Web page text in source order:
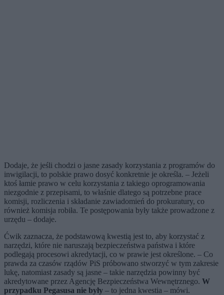
Dodaje, że jeśli chodzi o jasne zasady korzystania z programów do
inwigilacji, to polskie prawo dosyć konkretnie je określa. – Jeżeli
ktoś łamie prawo w celu korzystania z takiego oprogramowania
niezgodnie z przepisami, to właśnie dlatego są potrzebne prace
komisji, rozliczenia i składanie zawiadomień do prokuratury, co
również komisja robiła. Te postępowania były także prowadzone z
urzędu – dodaje.
Ćwik zaznacza, że podstawową kwestią jest to, aby korzystać z
narzędzi, które nie naruszają bezpieczeństwa państwa i które
podlegają procesowi akredytacji, co w prawie jest określone. – Co
prawda za czasów rządów PiS próbowano stworzyć w tym zakresie
lukę, natomiast zasady są jasne – takie narzędzia powinny być
akredytowane przez Agencję Bezpieczeństwa Wewnętrznego. W
przypadku Pegasusa nie były – to jedna kwestia – mówi.